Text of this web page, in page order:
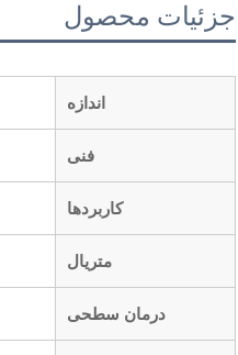
جزئیات محصول
اندازه
فنی
کاربردها
متریال
درمان سطحی